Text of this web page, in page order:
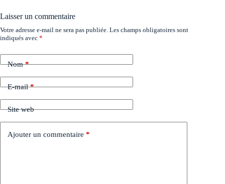
Laisser un commentaire
Votre adresse e-mail ne sera pas publiée. Les champs obligatoires sont
indiqués avec *
Nom*
E-mail*
Site web
Ajouter un commentaire *